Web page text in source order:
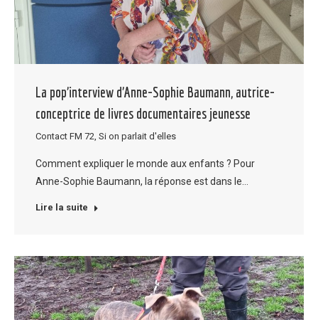
La pop’interview d’Anne-Sophie Baumann, autrice-
conceptrice de livres documentaires jeunesse
Contact FM 72 Si on parlait d'elles
Comment expliquer le monde aux enfants ? Pour
Anne-Sophie Baumann, la réponse est dans le…
Lire la suite